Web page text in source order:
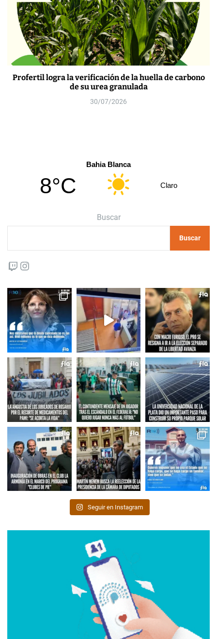
Profertil logra la verificación de la huella de carbono
de su urea granulada
30/07/2026
Bahia Blanca
8°C Claro
Buscar
Buscar
Twitch
Seguir en Instagram